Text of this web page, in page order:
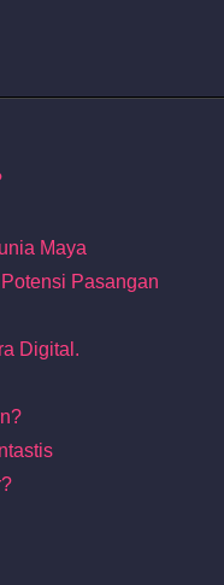
Maya
Pasangan
Digital.